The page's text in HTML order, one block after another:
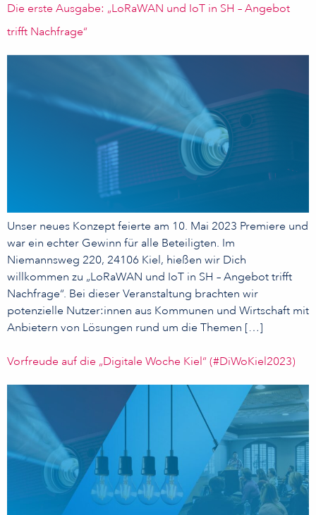
Die erste Ausgabe: „LoRaWAN und IoT in SH – Angebot
trifft Nachfrage“
Unser neues Konzept feierte am 10. Mai 2023 Premiere und
war ein echter Gewinn für alle Beteiligten. Im
Niemannsweg 220, 24106 Kiel, hießen wir Dich
willkommen zu „LoRaWAN und IoT in SH – Angebot trifft
Nachfrage“. Bei dieser Veranstaltung brachten wir
potenzielle Nutzer:innen aus Kommunen und Wirtschaft mit
Anbietern von Lösungen rund um die Themen […]
Vorfreude auf die „Digitale Woche Kiel“ (#DiWoKiel2023)